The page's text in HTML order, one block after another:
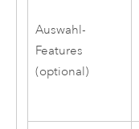
Auswahl-
Features
(optional)